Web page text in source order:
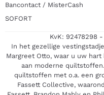
Bancontact / MisterCash
SOFORT
KvK: 92478298
In het gezellige
Margreet Otto, waar u uw
aan moderne
quiltstoffen met o.a. een
Fassett Collective,